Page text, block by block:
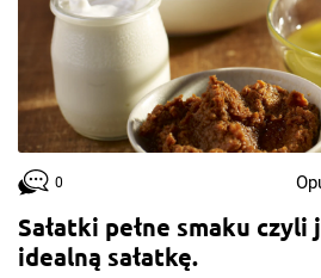
Sałatki pełne smaku
idealną sałatkę.
0